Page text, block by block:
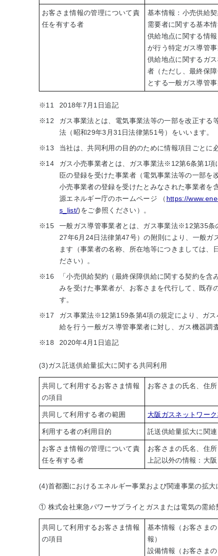
お客さま情報の管理について責
任を有する者
基本情報：小売供給
需要者に関する基本
供給地点に関する情
が行う特定ガス導管
供給地点に関するガ
者（ただし、最終保
とする一般ガス導管
※11
2018年7月1日追記
※12
ガス事業法とは、電気事業法等の一部を改正す
法（昭和29年3月31日法律第51号）をいいます。
※13
当社は、共同利用の目的のために情報項目ごと
※14
ガス小売事業者とは、ガス事業法※12第6条第1項
臣の登録を受けた事業者（電気事業法等の一部
小売事業者の登録を受けたとみなされた事業者を
源エネルギー庁のホームページ （ https://
s_list/)をご参照ください）。
※15
一般ガス導管事業者とは、ガス事業法※12第35条
27年6月24日法律第47号）の附則により、一般ガ
ます（事業者の名称、所在地等につきましては、
ださい）。
※16
「小売供給契約（最終保障供給に関する契約を
みを受けた事業者が、お客さまを代行して、既存
す。
※17
ガス事業法※12第159条第4項の規定により、ガ
給を行う一般ガス導管事業者に対し、ガス機器調
※18
2020年4月1日追記
(3)ガス託送供給量拡大に関する共同利用
共同して利用するお客さま情報
の項目
お客さまの氏名、住
共同して利用する者の範囲 大阪ガスネットワー
利用する者の利用目的 託送供給量拡大に関
お客さま情報の管理について責
任を有する者
お客さまの氏名、住
上記以外の情報：大
(4)首都圏におけるエネルギー事業および関連事業の拡
① 株式会社東急パワーサプライとガスまたは電気の需
共同して利用するお客さま情報
の項目
基本情報（お客さま
報）
設備情報（お客さま